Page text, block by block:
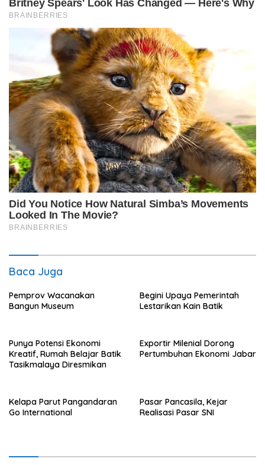
Baca Juga
Pemprov Wacanakan
Bangun Museum
Begini Upaya Pemerintah
Lestarikan Kain Batik
Punya Potensi Ekonomi
Kreatif, Rumah Belajar Batik
Tasikmalaya Diresmikan
Exportir Milenial Dorong
Pertumbuhan Ekonomi Jabar
Kelapa Parut Pangandaran
Go International
Pasar Pancasila, Kejar
Realisasi Pasar SNI